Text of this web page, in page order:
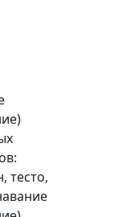
тесто,